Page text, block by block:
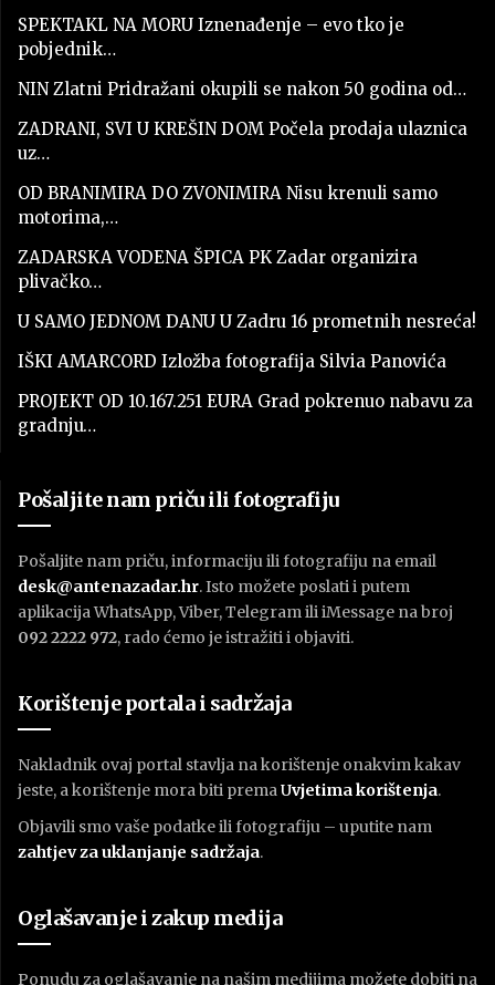
SPEKTAKL NA MORU Iznenađenje – evo tko je
pobjednik…
NIN Zlatni Pridražani okupili se nakon 50 godina od…
ZADRANI, SVI U KREŠIN DOM Počela prodaja ulaznica
uz…
OD BRANIMIRA DO ZVONIMIRA Nisu krenuli samo
motorima,…
ZADARSKA VODENA ŠPICA PK Zadar organizira
plivačko…
U SAMO JEDNOM DANU U Zadru 16 prometnih nesreća!
IŠKI AMARCORD Izložba fotografija Silvia Panovića
PROJEKT OD 10.167.251 EURA Grad pokrenuo nabavu za
gradnju…
Pošaljite nam priču ili fotografiju
Pošaljite nam priču, informaciju ili fotografiju na email
desk@antenazadar.hr. Isto možete poslati i putem
aplikacija WhatsApp, Viber, Telegram ili iMessage na broj
092 2222 972, rado ćemo je istražiti i objaviti.
Korištenje portala i sadržaja
Nakladnik ovaj portal stavlja na korištenje onakvim kakav
jeste, a korištenje mora biti premaUvjetima korištenja.
Objavili smo vaše podatke ili fotografiju – uputite nam
zahtjev za uklanjanje sadržaja.
Oglašavanje i zakup medija
Ponudu za oglašavanje na našim medijima možete dobiti na